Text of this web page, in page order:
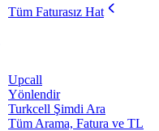
Tüm Faturasız Hat
Upcall
Yönlendir
Turkcell Şimdi Ara
Tüm Arama, Fatura ve TL